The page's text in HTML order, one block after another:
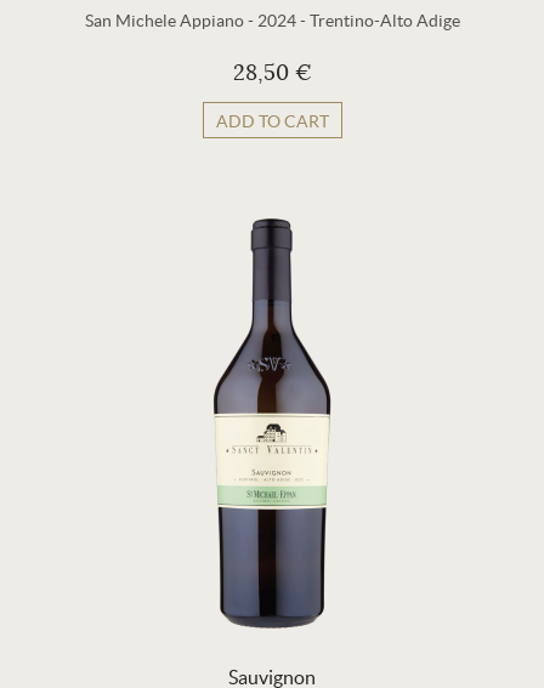
San Michele Appiano - 2024-Trentino-Alto Adige
28,50 €
ADD TO CART
Sauvignon